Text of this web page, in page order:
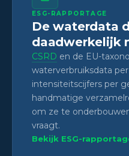
ESG-RAPPORTAGE
De waterdata
daadwerkelijk
CSRD en de EU-
waterverbruiksdata
intensiteitscijfers per
handmatige
om ze te
vraagt.
Bekijk ESG-